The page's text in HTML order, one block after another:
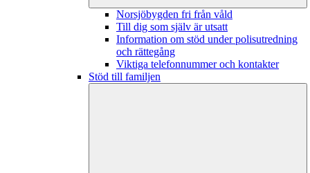
Norsjöbygden fri från våld
Till dig som själv är utsatt
Information om stöd under polisutredning
och rättegång
Viktiga telefonnummer och kontakter
Stöd till familjen